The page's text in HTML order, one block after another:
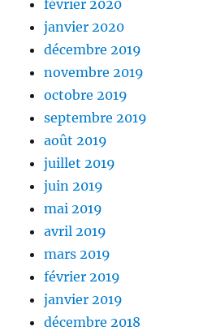
février 2020
janvier 2020
décembre 2019
novembre 2019
octobre 2019
septembre 2019
août 2019
juillet 2019
juin 2019
mai 2019
avril 2019
mars 2019
février 2019
janvier 2019
décembre 2018